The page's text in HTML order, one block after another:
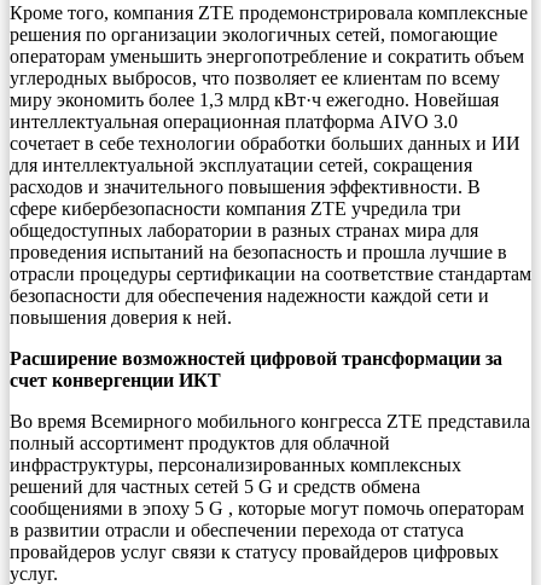
Кроме того, компания ZTE продемонстрировала комплексные
решения по организации экологичных сетей, помогающие
операторам уменьшить энергопотребление и сократить объем
углеродных выбросов, что позволяет ее клиентам по всему
миру экономить более 1,3 млрд кВт·ч ежегодно. Новейшая
интеллектуальная операционная платформа AIVO 3.0
сочетает в себе технологии обработки больших данных и ИИ
для интеллектуальной эксплуатации сетей, сокращения
расходов и значительного повышения эффективности. В
сфере кибербезопасности компания ZTE учредила три
общедоступных лаборатории в разных странах мира для
проведения испытаний на безопасность и прошла лучшие в
отрасли процедуры сертификации на соответствие стандартам
безопасности для обеспечения надежности каждой сети и
повышения доверия к ней.
Расширение возможностей цифровой трансформации за
счет конвергенции ИКТ
Во время Всемирного мобильного конгресса ZTE представила
полный ассортимент продуктов для облачной
инфраструктуры, персонализированных комплексных
решений для частных сетей 5 G и средств обмена
сообщениями в эпоху 5 G , которые могут помочь операторам
в развитии отрасли и обеспечении перехода от статуса
провайдеров услуг связи к статусу провайдеров цифровых
услуг.